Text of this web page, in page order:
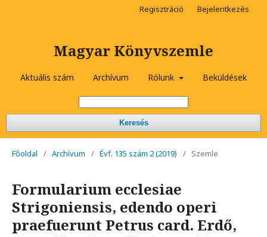
Magyar Könyvszemle
Aktuális szám Archívum Rólunk Beküldések
Keresés
Regisztráció Bejelentkezés
Főoldal / Archívum / Évf. 135 szám 2 (2019) / Szemle
Formularium ecclesiae
Strigoniensis, edendo operi
praefuerunt Petrus card. Erdő,